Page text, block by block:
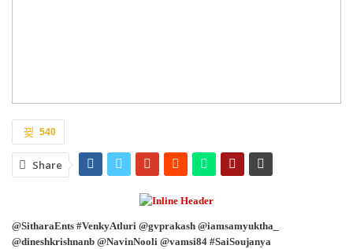
540
Share
@SitharaEnts #VenkyAtluri @gvprakash @iamsamyuktha_
@dineshkrishnanb @NavinNooli @vamsi84 #SaiSoujanya